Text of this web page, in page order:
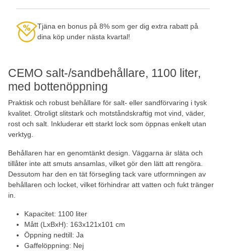
CEMO salt-/sandbehållare, 1100 liter,
med bottenöppning
Praktisk och robust behållare för salt- eller sandförvaring i tysk
kvalitet. Otroligt slitstark och motståndskraftig mot vind, väder,
rost och salt. Inkluderar ett starkt lock som öppnas enkelt utan
verktyg.
Behållaren har en genomtänkt design. Väggarna är släta och
tillåter inte att smuts ansamlas, vilket gör den lätt att rengöra.
Dessutom har den en tät försegling tack vare utformningen av
behållaren och locket, vilket förhindrar att vatten och fukt tränger
in.
Kapacitet: 1100 liter
Mått (LxBxH): 163x121x101 cm
Öppning nedtill: Ja
Gaffelöppning: Nej
Tjäna en bonus på 8% som ger dig extra rabatt på
dina köp under nästa kvartal!